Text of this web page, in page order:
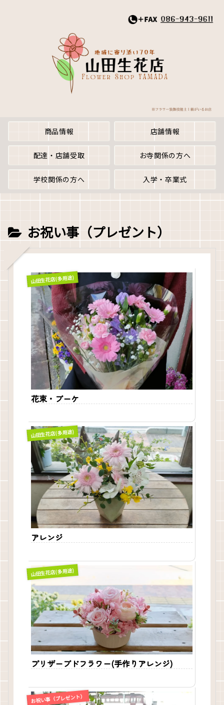
商品情報 店舗情報
配達・店舗受取 お寺関係の方へ
学校関係の方へ 入学・卒業式
お祝い事（プレゼント）
山田生花店(多用途)
花束・ブーケ
山田生花店(多用途)
アレンジ
山田生花店(多用途)
プリザーブドフラワー(手作りアレンジ)
お祝い事（プレゼント）